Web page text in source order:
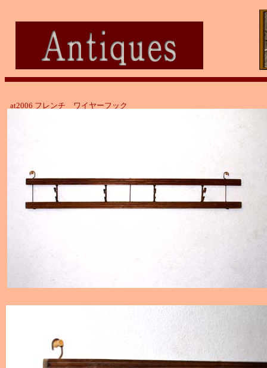
at2006 フレンチ ワイヤーフック